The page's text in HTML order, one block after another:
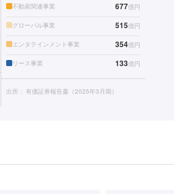
不動産関連事業 677億円
グローバル事業 515億円
エンタテインメント事業 354億円
リース事業 133億円
出所： 有価証券報告書（2025年3月期）